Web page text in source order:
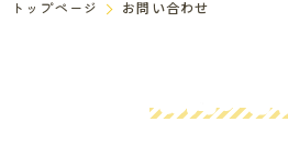
トップページ お問い合わせ
お問い合